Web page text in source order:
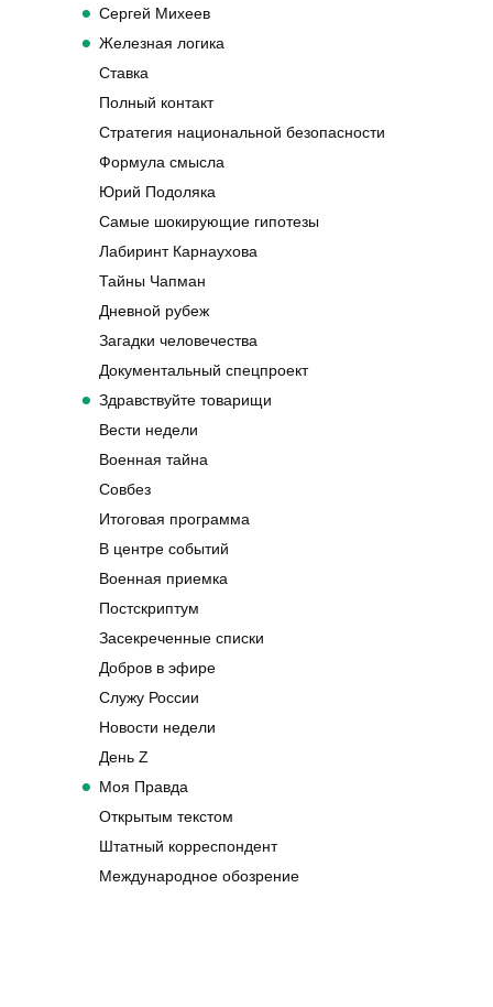
Сергей Михеев
Железная логика
Ставка
Полный контакт
Стратегия национальной безопасности
Формула смысла
Юрий Подоляка
Самые шокирующие гипотезы
Лабиринт Карнаухова
Тайны Чапман
Дневной рубеж
Загадки человечества
Документальный спецпроект
Здравствуйте товарищи
Вести недели
Военная тайна
Совбез
Итоговая программа
В центре событий
Военная приемка
Постскриптум
Засекреченные списки
Добров в эфире
Служу России
Новости недели
День Z
Моя Правда
Открытым текстом
Штатный корреспондент
Международное обозрение